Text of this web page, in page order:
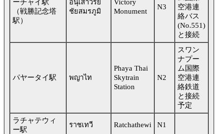
ーチャイ駅
（戦勝記念塔
駅）
อนุเสาวรีย์
ชัยสมรภูมิ
Victory
Monument
N3
空港連
絡バス
(No.551)
と接続
パヤータイ駅 พญาไท
Phaya Thai
Skytrain
Station
N2
スワン
ナプー
ム国際
空港連
絡鉄道
と接続
予定
ラチャテウィ
ー駅
ราชเทวี Ratchathewi N1